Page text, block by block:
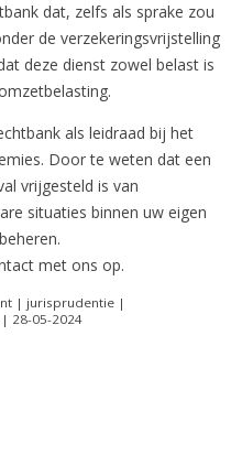
dat, zelfs als sprake zou
de verzekeringsvrijstelling
deze dienst zowel belast is
als leidraad bij het
Door te weten dat een
vrijgesteld is van
situaties binnen uw eigen
met ons op.
| jurisprudentie |
| 28-05-2024